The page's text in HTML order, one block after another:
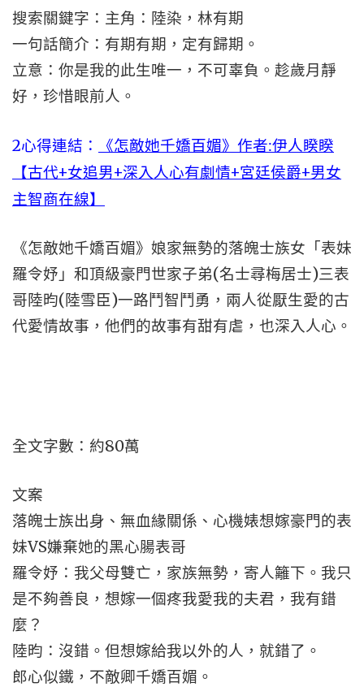
搜索關鍵字：主角：陸染，林有期
一句話簡介：有期有期，定有歸期。
立意：你是我的此生唯一，不可辜負。趁歲月靜
好，珍惜眼前人。
2心得連結：
《怎敵她千嬌百媚》作者:伊人睽睽
【古代+女追男+深入人心有劇情+宮廷侯爵+男女
主智商在線】
《怎敵她千嬌百媚》娘家無勢的落魄士族女「表妹
羅令妤」和頂級豪門世家子弟(名士尋梅居士)三表
哥陸昀(陸雪臣)一路鬥智鬥勇，兩人從厭生愛的古
代愛情故事，他們的故事有甜有虐，也深入人心。
全文字數：約80萬
文案
落魄士族出身、無血緣關係、心機婊想嫁豪門的表
妹VS嫌棄她的黑心腸表哥
羅令妤：我父母雙亡，家族無勢，寄人籬下。我只
是不夠善良，想嫁一個疼我愛我的夫君，我有錯
麼？
陸昀：沒錯。但想嫁給我以外的人，就錯了。
郎心似鐵，不敵卿千嬌百媚。